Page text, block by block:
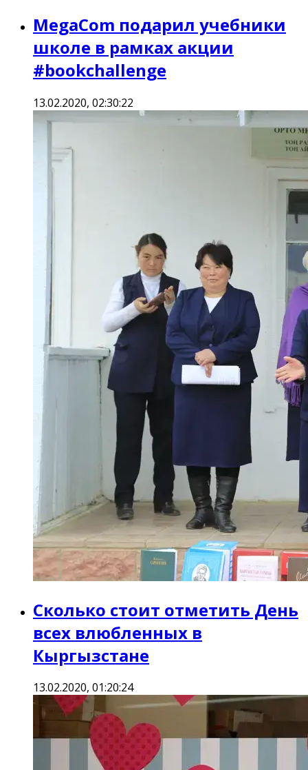
MegaCom подарил учебники
школе в рамках акции
#bookchallenge
13.02.2020, 02:30:22
Сколько стоит отметить День
всех влюбленных в
Кыргызстане
13.02.2020, 01:20:24